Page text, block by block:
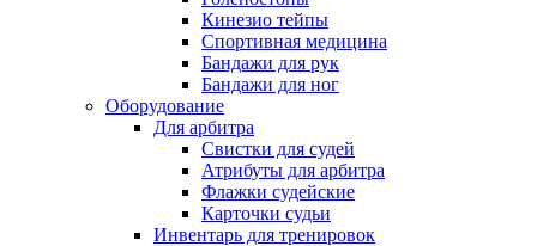
Кинезио тейпы
Спортивная медицина
Бандажи для рук
Бандажи для ног
Оборудование
Для арбитра
Свистки для судей
Атрибуты для арбитра
Флажки судейские
Карточки судьи
Инвентарь для тренировок